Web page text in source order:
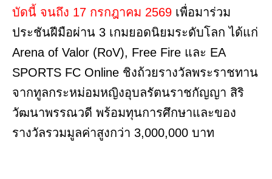
บัดนี้ จนถึง 17 กรกฎาคม 2569 เพื่อมาร่วม
ประชันฝีมือผ่าน 3 เกมยอดนิยมระดับโลก ได้แก่
Arena of Valor (RoV), Free Fire และ EA
SPORTS FC Online ชิงถ้วยรางวัลพระราชทาน
จากทูลกระหม่อมหญิงอุบลรัตนราชกัญญา สิริ
วัฒนาพรรณวดี พร้อมทุนการศึกษาและของ
รางวัลรวมมูลค่าสูงกว่า 3,000,000 บาท